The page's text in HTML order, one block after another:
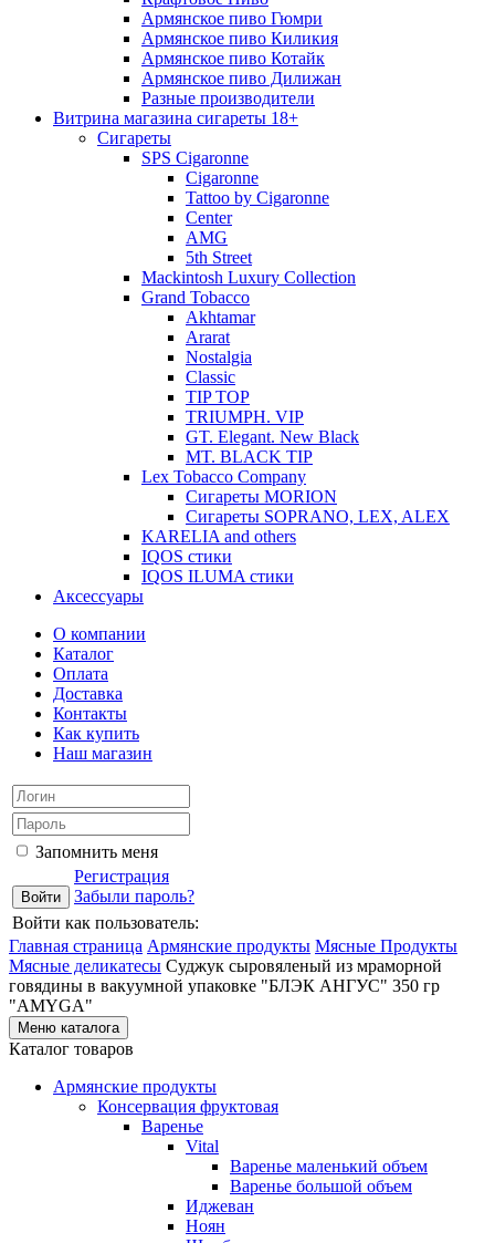
Армянское пиво Гюмри
Армянское пиво Киликия
Армянское пиво Котайк
Армянское пиво Дилижан
Разные производители
Витрина магазина сигареты 18+
Cигареты
SPS Cigaronne
Сigaronne
Tattoo by Cigaronne
Center
AMG
5th Street
Mackintosh Luxury Collection
Grand Tobacco
Akhtamar
Ararat
Nostalgia
Classic
TIP TOP
TRIUMPH. VIP
GT. Elegant. New Black
MT. BLACK TIP
Lex Tobacco Company
Сигареты MORION
Сигареты SOPRANO, LEX, ALEX
KARELIA and others
IQOS стики
IQOS ILUMA стики
Аксессуары
О компании
Каталог
Оплата
Доставка
Контакты
Как купить
Наш магазин
Запомнить меня
Регистрация
Забыли пароль?
Войти как пользователь:
Главная страница Армянские продукты Мясные Продукты
Мясные деликатесы Суджук сыровяленый из мраморной
говядины в вакуумной упаковке "БЛЭК АНГУС" 350 гр
"AMYGA"
Меню каталога
Каталог товаров
Армянские продукты
Консервация фруктовая
Варенье
Vital
Варенье маленький объем
Варенье большой объем
Иджеван
Ноян